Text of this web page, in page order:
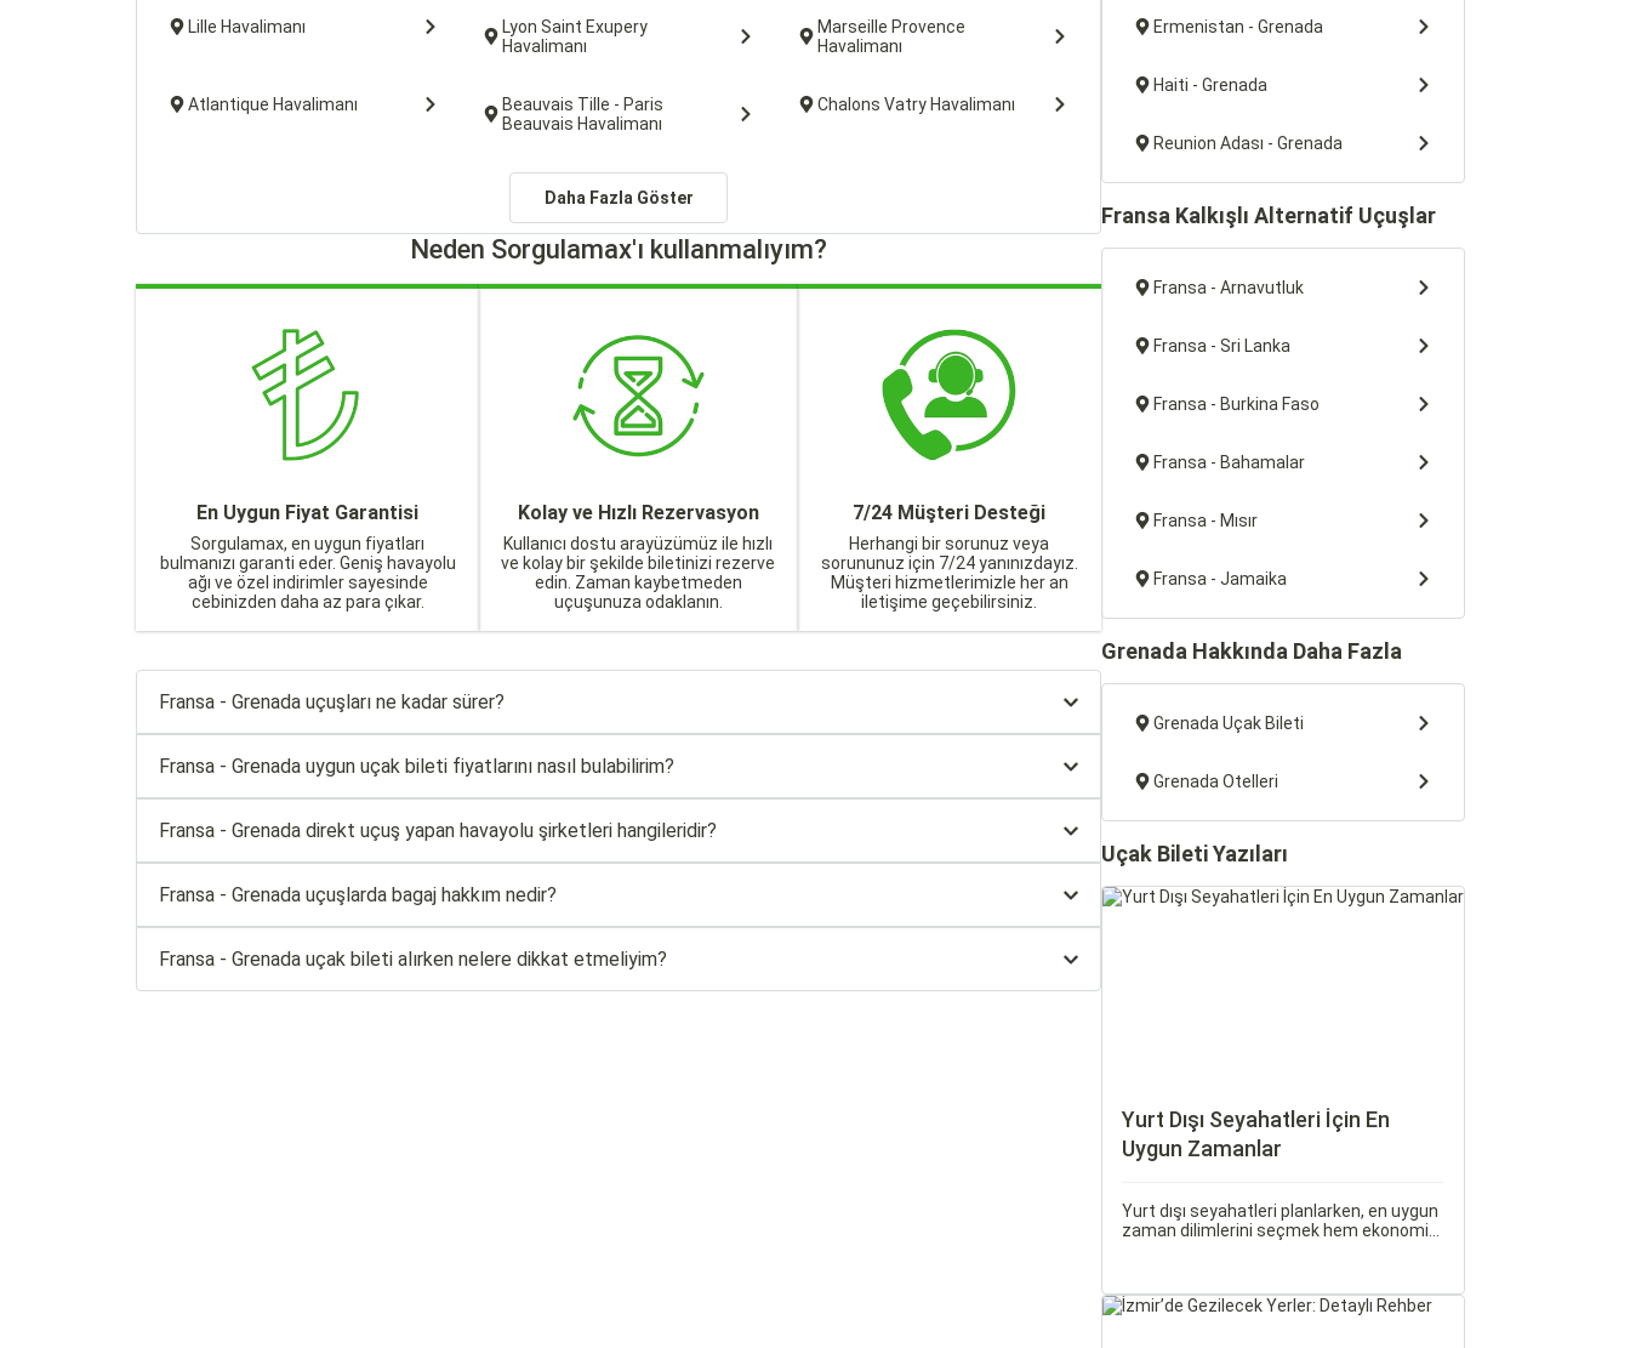
Lille Havalimanı
Lyon Saint Exupery
Havalimanı
Marseille Provence
Havalimanı
Atlantique Havalimanı
Beauvais Tille - Paris
Beauvais Havalimanı
Chalons Vatry Havalimanı
Daha Fazla Göster
Neden Sorgulamax'ı kullanmalıyım?
En Uygun Fiyat Garantisi
Sorgulamax, en uygun fiyatları
bulmanızı garanti eder. Geniş havayolu
ağı ve özel indirimler sayesinde
cebinizden daha az para çıkar.
Kolay ve Hızlı Rezervasyon
Kullanıcı dostu arayüzümüz ile hızlı
ve kolay bir şekilde biletinizi rezerve
edin. Zaman kaybetmeden
uçuşunuza odaklanın.
7/24 Müşteri Desteği
Herhangi bir sorunuz veya
sorununuz için 7/24 yanınızdayız.
Müşteri hizmetlerimizle her an
iletişime geçebilirsiniz.
Fransa - Grenada uçuşları ne kadar sürer?
Fransa - Grenada uygun uçak bileti fiyatlarını nasıl bulabilirim?
Fransa - Grenada direkt uçuş yapan havayolu şirketleri hangileridir?
Fransa - Grenada uçuşlarda bagaj hakkım nedir?
Fransa - Grenada uçak bileti alırken nelere dikkat etmeliyim?
Ermenistan - Grenada
Haiti - Grenada
Reunion Adası - Grenada
Fransa Kalkışlı Alternatif Uçuşlar
Fransa - Arnavutluk
Fransa - Sri Lanka
Fransa - Burkina Faso
Fransa - Bahamalar
Fransa - Mısır
Fransa - Jamaika
Grenada Hakkında Daha Fazla
Grenada Uçak Bileti
Grenada Otelleri
Uçak Bileti Yazıları
Yurt Dışı Seyahatleri İçin En
Uygun Zamanlar
Yurt dışı seyahatleri planlarken, en uygun
zaman dilimlerini seçmek hem ekonomik
günlerini ve Sorgulamax.